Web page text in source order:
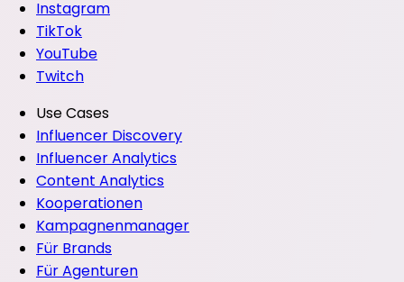
Instagram
TikTok
YouTube
Twitch
Use Cases
Influencer Discovery
Influencer Analytics
Content Analytics
Kooperationen
Kampagnenmanager
Für Brands
Für Agenturen